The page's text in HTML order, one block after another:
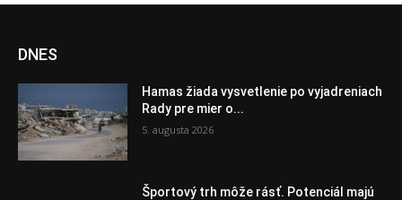
DNES
Hamas žiada vysvetlenie po vyjadreniach
Rady pre mier o...
5. augusta 2026
Športový trh môže rásť. Potenciál majú